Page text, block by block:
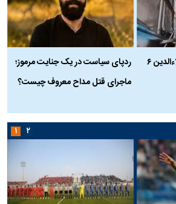
حادثه هولناک در پاساژ علاءالدین ۶
ردپای سیاست در یک جنایت مرموز؛
ماجرای قتل مداح معروف چیست؟
۱ ۲